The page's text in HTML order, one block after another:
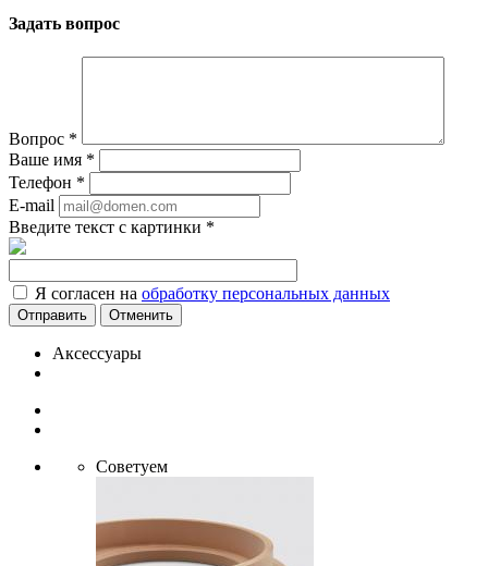
Задать вопрос
Вопрос *
Ваше имя *
Телефон *
E-mail
Введите текст с картинки *
Я согласен на обработку персональных данных
Отменить
Аксессуары
Советуем